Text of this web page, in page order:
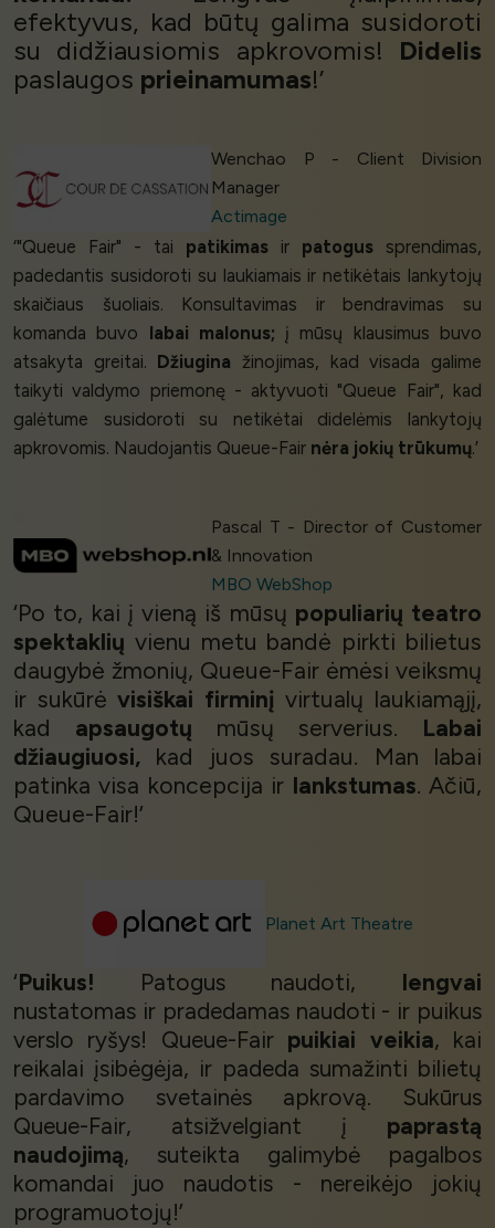
efektyvus, kad būtų galima susidoroti
su didžiausiomis apkrovomis! Didelis
paslaugos prieinamumas!’
Wenchao P - Client Division
Manager
Actimage
‘"Queue Fair" - tai patikimas ir patogus sprendimas,
padedantis susidoroti su laukiamais ir netikėtais lankytojų
skaičiaus šuoliais. Konsultavimas ir bendravimas su
komanda buvo labai malonus; į mūsų klausimus buvo
atsakyta greitai. Džiugina žinojimas, kad visada galime
taikyti valdymo priemonę - aktyvuoti "Queue Fair", kad
galėtume susidoroti su netikėtai didelėmis lankytojų
apkrovomis. Naudojantis Queue-Fair nėra jokių trūkumų.’
Pascal T - Director of Customer
& Innovation
MBO WebShop
‘Po to, kai į vieną iš mūsų populiarių teatro
spektaklių vienu metu bandė pirkti bilietus
daugybė žmonių, Queue-Fair ėmėsi veiksmų
ir sukūrėvisiškai firminį virtualų laukiamąjį,
kad apsaugotų mūsų serverius. Labai
džiaugiuosi, kad juos suradau. Man labai
patinka visa koncepcija ir lankstumas. Ačiū,
Queue-Fair!’
Planet Art Theatre
‘Puikus! Patogus naudoti, lengvai
nustatomas ir pradedamas naudoti - ir puikus
verslo ryšys! Queue-Fair puikiai veikia, kai
reikalai įsibėgėja, ir padeda sumažinti bilietų
pardavimo svetainės apkrovą. Sukūrus
Queue-Fair, atsižvelgiant į paprastą
naudojimą, suteikta galimybė pagalbos
komandai juo naudotis - nereikėjo jokių
programuotojų!’